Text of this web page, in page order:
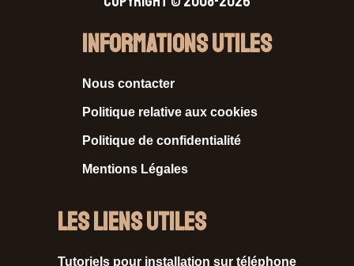
Informations Utiles
Nous contacter
Politique relative aux cookies
Politique de confidentialité
Mentions Légales
Les liens utiles
Tutoriels pour installation sur téléphone